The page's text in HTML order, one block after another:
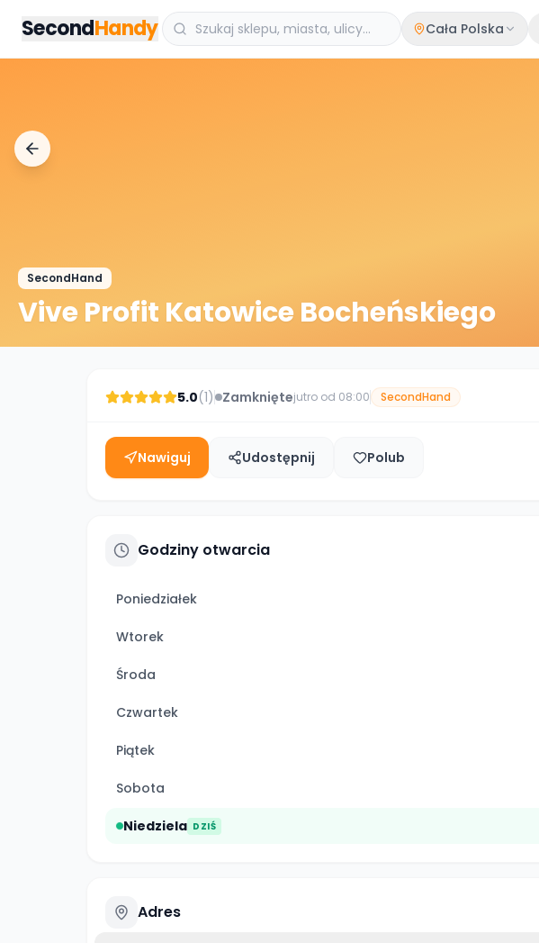
SecondHandy Cała Polska
SecondHand
Vive Profit Katowice Bocheńskiego
5.0(1) Zamkniętejutro od 08:00 SecondHand
Nawiguj Udostępnij Polub
Godziny otwarcia
Poniedziałek
Wtorek
Środa
Czwartek
Piątek
Sobota
Niedziela DZIŚ
Adres